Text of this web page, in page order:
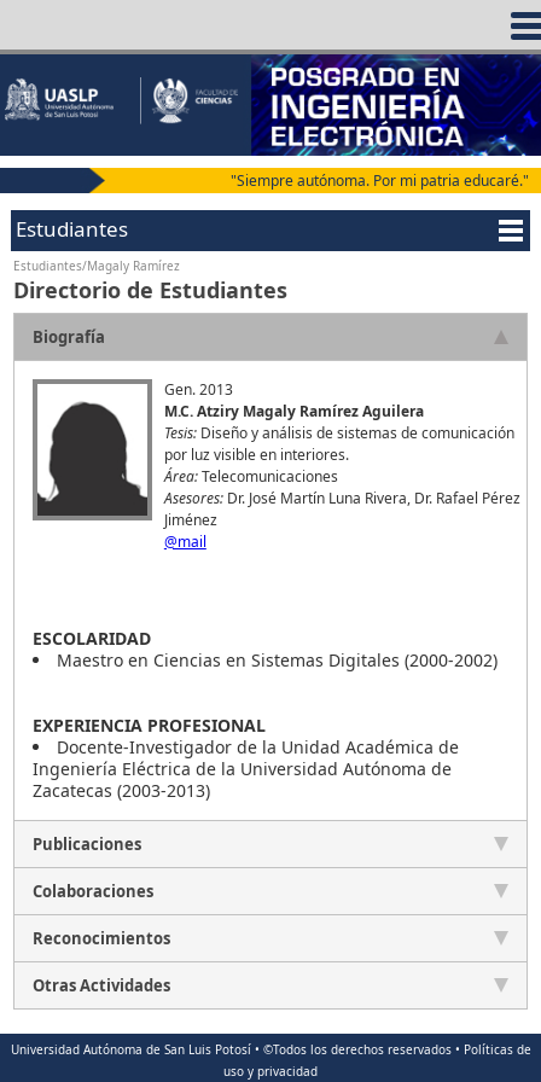
"Siempre autónoma. Por mi patria educaré."
Estudiantes
Estudiantes/Magaly Ramírez
Directorio de Estudiantes
Biografía
Gen. 2013
M.C. Atziry Magaly Ramírez Aguilera
Tesis:Diseño y análisis de sistemas de comunicación
por luz visible en interiores.
Área:Telecomunicaciones
Asesores:Dr. José Martín Luna Rivera, Dr. Rafael Pérez
Jiménez
@mail
ESCOLARIDAD
Maestro en Ciencias en Sistemas Digitales (2000-2002)
EXPERIENCIA PROFESIONAL
Docente-Investigador de la Unidad Académica de
Ingeniería Eléctrica de la Universidad Autónoma de
Zacatecas (2003-2013)
Publicaciones
Colaboraciones
Reconocimientos
Otras Actividades
Universidad Autónoma de San Luis Potosí • ©Todos los derechos reservados • Políticas de
uso y privacidad